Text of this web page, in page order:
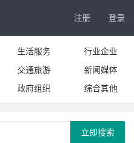
注册 登录
生活服务
行业企业
交通旅游
新闻媒体
政府组织 综合其他
立即搜索